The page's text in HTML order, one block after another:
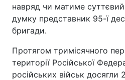
навряд чи матиме
думку представник 95-ї
бригади.
Протягом тримісячного
території Російської
російських військ досягли